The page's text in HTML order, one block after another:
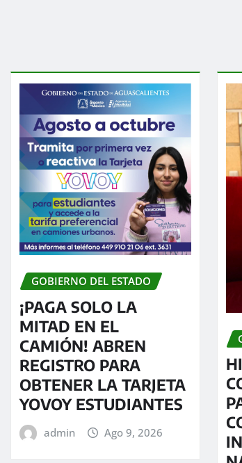
GOBIERNO DEL ESTADO
¡PAGA SOLO LA
MITAD EN EL
CAMIÓN! ABREN
REGISTRO PARA
OBTENER LA TARJETA
YOVOY ESTUDIANTES
admin Ago 9, 2026